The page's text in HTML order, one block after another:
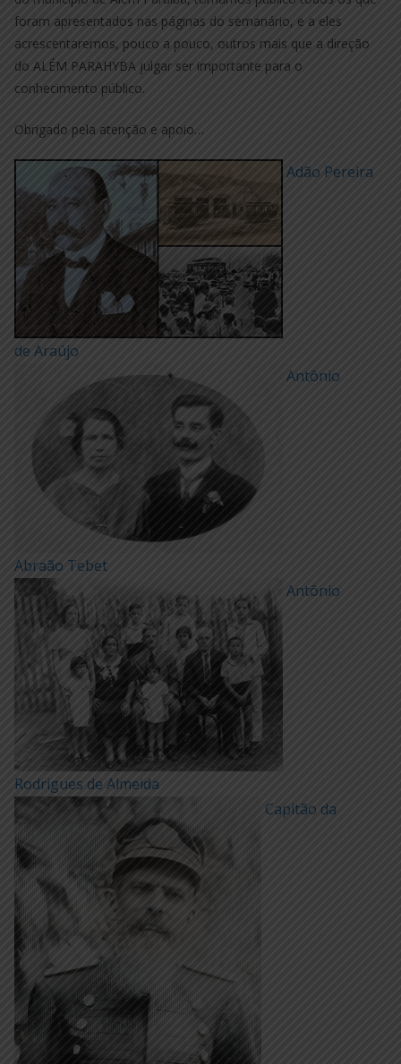
foram apresentados nas páginas do semanário, e a eles
acrescentaremos, pouco a pouco, outros mais que a direção
do ALÉM PARAHYBA julgar ser importante para o
conhecimento público.
Obrigado pela atenção e apoio…
Adão Pereira
de Araújo
Antônio
Abraão Tebet
Antônio
Rodrigues de Almeida
Capitão da